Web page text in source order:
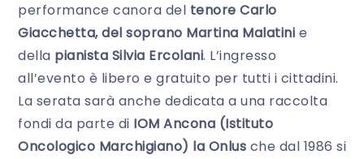
performance canora del tenore Carlo
Giacchetta, del soprano Martina Malatini e
della pianista Silvia Ercolani. L’ingresso
all’evento è libero e gratuito per tutti i cittadini.
La serata sarà anche dedicata a una raccolta
fondi da parte di IOM Ancona (Istituto
Oncologico Marchigiano) la Onlus che dal 1986 si